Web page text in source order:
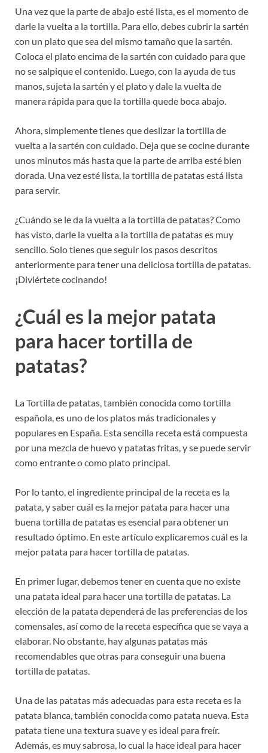
Una vez que la parte de abajo esté lista, es el momento de
darle la vuelta a la tortilla. Para ello, debes cubrir la sartén
con un plato que sea del mismo tamaño que la sartén.
Coloca el plato encima de la sartén con cuidado para que
no se salpique el contenido. Luego, con la ayuda de tus
manos, sujeta la sartén y el plato y dale la vuelta de
manera rápida para que la tortilla quede boca abajo.
Ahora, simplemente tienes que deslizar la tortilla de
vuelta a la sartén con cuidado. Deja que se cocine durante
unos minutos más hasta que la parte de arriba esté bien
dorada. Una vez esté lista, la tortilla de patatas está lista
para servir.
¿Cuándo se le da la vuelta a la tortilla de patatas? Como
has visto, darle la vuelta a la tortilla de patatas es muy
sencillo. Solo tienes que seguir los pasos descritos
anteriormente para tener una deliciosa tortilla de patatas.
¡Diviértete cocinando!
¿Cuál es la mejor patata
para hacer tortilla de
patatas?
La Tortilla de patatas, también conocida como tortilla
española, es uno de los platos más tradicionales y
populares en España. Esta sencilla receta está compuesta
por una mezcla de huevo y patatas fritas, y se puede servir
como entrante o como plato principal.
Por lo tanto, el ingrediente principal de la receta es la
patata, y saber cuál es la mejor patata para hacer una
buena tortilla de patatas es esencial para obtener un
resultado óptimo. En este artículo explicaremos cuál es la
mejor patata para hacer tortilla de patatas.
En primer lugar, debemos tener en cuenta que no existe
una patata ideal para hacer una tortilla de patatas. La
elección de la patata dependerá de las preferencias de los
comensales, así como de la receta específica que se vaya a
elaborar. No obstante, hay algunas patatas más
recomendables que otras para conseguir una buena
tortilla de patatas.
Una de las patatas más adecuadas para esta receta es la
patata blanca, también conocida como patata nueva. Esta
patata tiene una textura suave y es ideal para freír.
Además, es muy sabrosa, lo cual la hace ideal para hacer